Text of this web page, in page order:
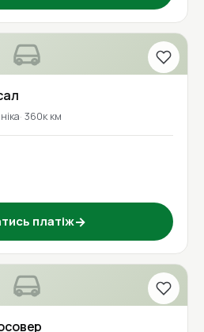
360к км
платіж→